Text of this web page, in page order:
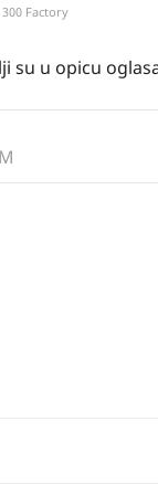
300 Factory
su u opicu